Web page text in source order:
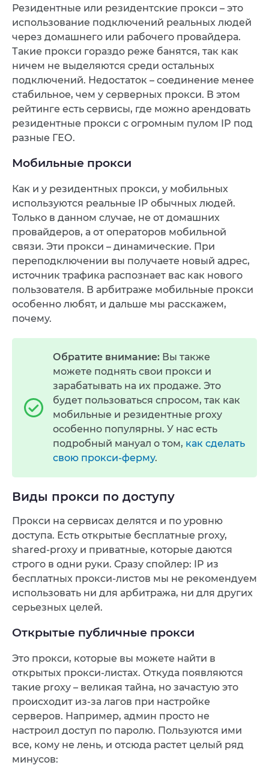
Резидентные или резидентские прокси – это
использование подключений реальных людей
через домашнего или рабочего провайдера.
Такие прокси гораздо реже банятся, так как
ничем не выделяются среди остальных
подключений. Недостаток – соединение менее
стабильное, чем у серверных прокси. В этом
рейтинге есть сервисы, где можно арендовать
резидентные прокси с огромным пулом IP под
разные ГЕО.
Мобильные прокси
Как и у резидентных прокси, у мобильных
используются реальные IP обычных людей.
Только в данном случае, не от домашних
провайдеров, а от операторов мобильной
связи. Эти прокси – динамические. При
переподключении вы получаете новый адрес,
источник трафика распознает вас как нового
пользователя. В арбитраже мобильные прокси
особенно любят, и дальше мы расскажем,
почему.
Обратите внимание: Вы также
можете поднять свои прокси и
зарабатывать на их продаже. Это
будет пользоваться спросом, так как
мобильные и резидентные proxy
особенно популярны. У нас есть
подробный мануал о том, как сделать
свою прокси-ферму.
Виды прокси по доступу
Прокси на сервисах делятся и по уровню
доступа. Есть открытые бесплатные proxy,
shared-proxy и приватные, которые даются
строго в одни руки. Сразу спойлер: IP из
бесплатных прокси-листов мы не рекомендуем
использовать ни для арбитража, ни для других
серьезных целей.
Открытые публичные прокси
Это прокси, которые вы можете найти в
открытых прокси-листах. Откуда появляются
такие proxy – великая тайна, но зачастую это
происходит из-за лагов при настройке
серверов. Например, админ просто не
настроил доступ по паролю. Пользуются ими
все, кому не лень, и отсюда растет целый ряд
минусов: